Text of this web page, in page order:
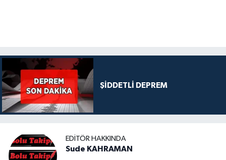
ŞİDDETLİ DEPREM
EDITÖR HAKKINDA
Sude KAHRAMAN